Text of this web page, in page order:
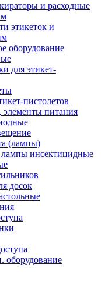
и расходные
этикеток и
оборудование
для этикет-
пистолетов
питания
(лампы)
инсектицидные
досок
оборудование